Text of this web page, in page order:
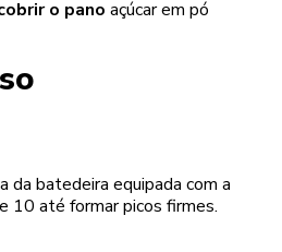
o pano açúcar em pó
da batedeira equipada com a
10 até formar picos firmes.